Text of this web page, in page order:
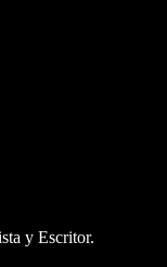
y Escritor.